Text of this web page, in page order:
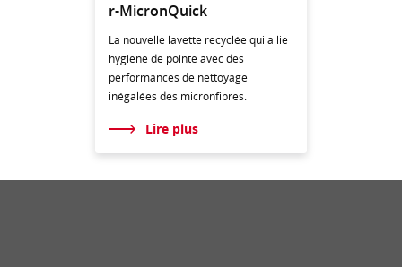
r-MicronQuick
La nouvelle lavette recyclée qui allie
hygiène de pointe avec des
performances de nettoyage
inégalées des micronfibres.
Lire plus